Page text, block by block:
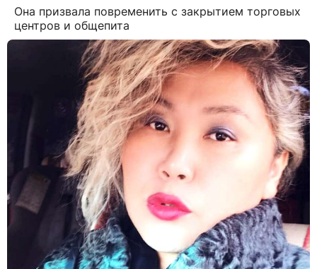
Она призвала повременить с закрытием торговых
центров и общепита